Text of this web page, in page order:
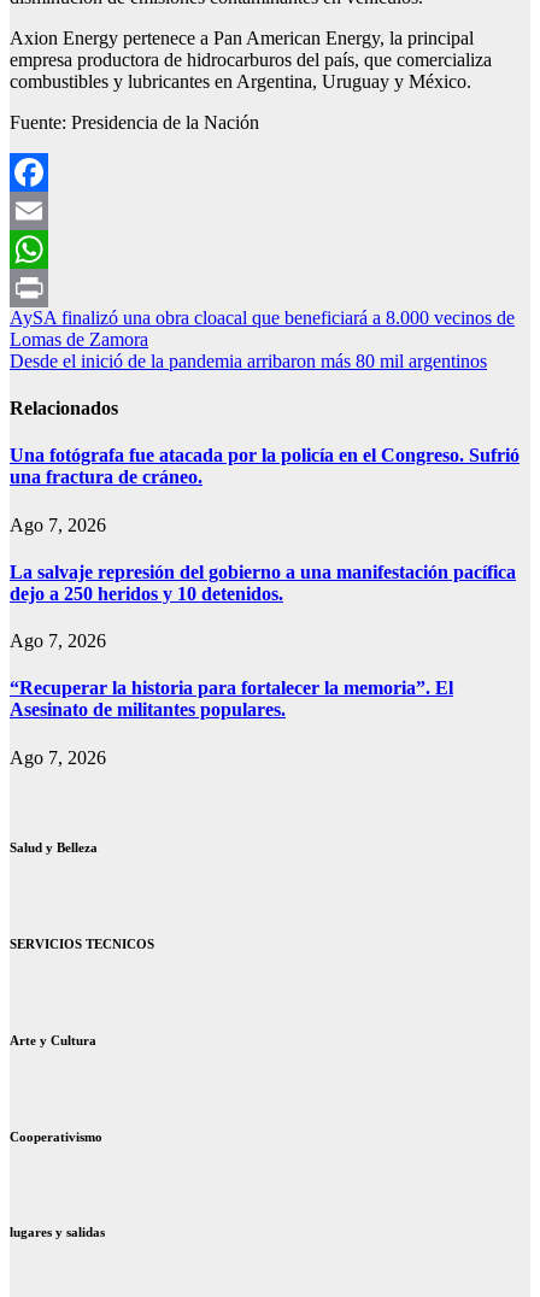
Axion Energy pertenece a Pan American Energy, la principal
empresa productora de hidrocarburos del país, que comercializa
combustibles y lubricantes en Argentina, Uruguay y México.
Fuente: Presidencia de la Nación
Facebook
Email
WhatsApp
Print
Navegación
de
AySA finalizó una obra cloacal que beneficiará a 8.000 vecinos de
Lomas de Zamora
Desde el inició de la pandemia arribaron más 80 mil argentinos
Relacionados
Una fotógrafa fue atacada por la policía en el Congreso. Sufrió
una fractura de cráneo.
Ago 7, 2026
La salvaje represión del gobierno a una manifestación pacífica
dejo a 250 heridos y 10 detenidos.
Ago 7, 2026
“Recuperar la historia para fortalecer la memoria”. El
Asesinato de militantes populares.
Ago 7, 2026
Salud y Belleza
SERVICIOS TECNICOS
Arte y Cultura
Cooperativismo
lugares y salidas